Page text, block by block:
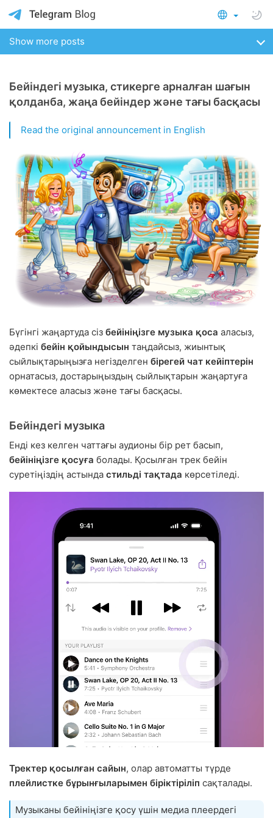
Show more posts
Бейіндегі музыка, стикерге арналған шағын
қолданба, жаңа бейіндер және тағы басқасы
Read the original announcement in English
Бүгінгі жаңартуда сіз бейініңізге музыка қоса аласыз,
әдепкі бейін қойындысын таңдайсыз, жиынтық
сыйлықтарыңызға негізделген бірегей чат кейіптерін
орнатасыз, достарыңыздың сыйлықтарын жаңартуға
көмектесе аласыз және тағы басқасы.
Бейіндегі музыка
Енді кез келген чаттағы аудионы бір рет басып,
бейініңізге қосуға болады. Қосылған трек бейін
суретіңіздің астында стильді тақтада көрсетіледі.
Тректер қосылған сайын, олар автоматты түрде
плейлистке бұрынғыларымен біріктіріліп сақталады.
Музыканы бейініңізге қосу үшін медиа плеердегі